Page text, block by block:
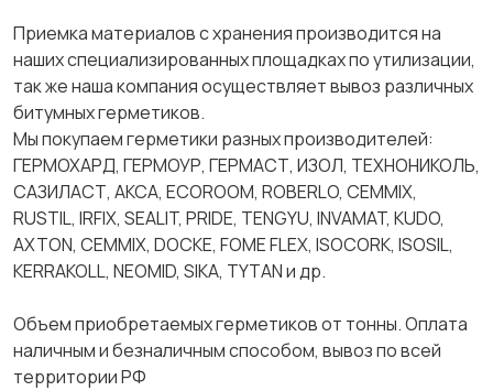
Приемка материалов с хранения производится на
наших специализированных площадках по утилизации,
так же наша компания осуществляет вывоз различных
битумных герметиков.
Мы покупаем герметики разных производителей:
ГЕРМОХАРД, ГЕРМОУР, ГЕРМАСТ, ИЗОЛ, ТЕХНОНИКОЛЬ,
САЗИЛАСТ, АКСА, ECOROOM, ROBERLO, CEMMIX,
RUSTIL, IRFIX, SEALIT, PRIDE, TENGYU, INVAMAT, KUDO,
AXTON, CEMMIX, DOCKE, FOME FLEX, ISOCORK, ISOSIL,
KERRAKOLL, NEOMID, SIKA, TYTAN и др.
Объем приобретаемых герметиков от тонны. Оплата
наличным и безналичным способом, вывоз по всей
территории РФ